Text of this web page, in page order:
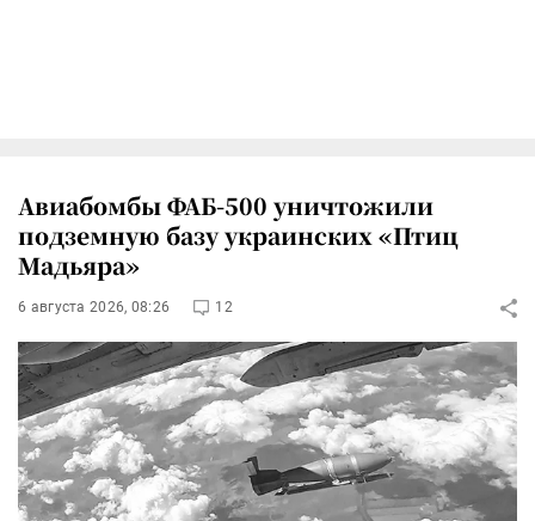
Авиабомбы ФАБ-500 уничтожили
подземную базу украинских «Птиц
Мадьяра»
6 августа 2026, 08:26 12